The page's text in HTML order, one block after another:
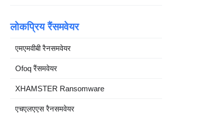
लोकप्रिय रैंसमवेयर
एमएमवीबी रैनसमवेयर
Ofoq रैंसमवेयर
XHAMSTER Ransomware
एचएलएएस रैनसमवेयर